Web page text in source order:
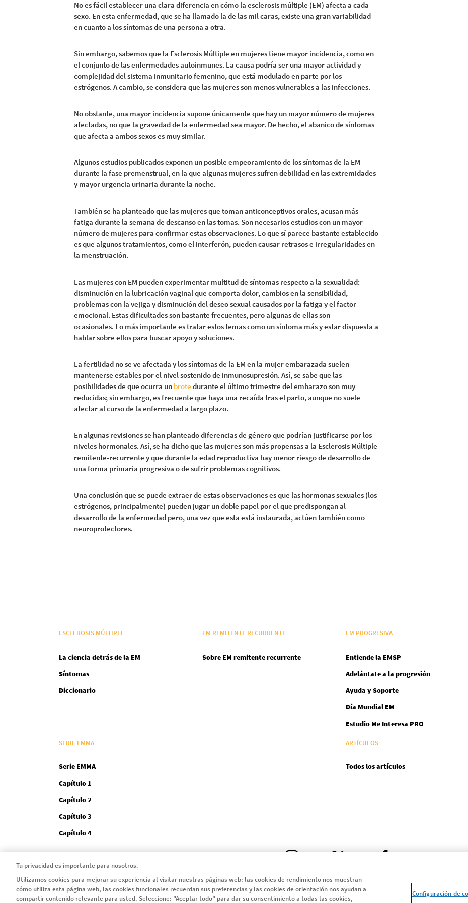
No es fácil establecer una clara diferencia en cómo la esclerosis múltiple (EM) afecta a cada
sexo. En esta enfermedad, que se ha llamado la de las mil caras, existe una gran variabilidad
en cuanto a los síntomas de una persona a otra.
Sin embargo, sabemos que la Esclerosis Múltiple en mujeres tiene mayor incidencia, como en
el conjunto de las enfermedades autoinmunes. La causa podría ser una mayor actividad y
complejidad del sistema inmunitario femenino, que está modulado en parte por los
estrógenos. A cambio, se considera que las mujeres son menos vulnerables a las infecciones.
No obstante, una mayor incidencia supone únicamente que hay un mayor número de mujeres
afectadas, no que la gravedad de la enfermedad sea mayor. De hecho, el abanico de síntomas
que afecta a ambos sexos es muy similar.
Algunos estudios publicados exponen un posible empeoramiento de los síntomas de la EM
durante la fase premenstrual, en la que algunas mujeres sufren debilidad en las extremidades
y mayor urgencia urinaria durante la noche.
También se ha planteado que las mujeres que toman anticonceptivos orales, acusan más
fatiga durante la semana de descanso en las tomas. Son necesarios estudios con un mayor
número de mujeres para confirmar estas observaciones. Lo que sí parece bastante establecido
es que algunos tratamientos, como el interferón, pueden causar retrasos e irregularidades en
la menstruación.
Las mujeres con EM pueden experimentar multitud de síntomas respecto a la sexualidad:
disminución en la lubricación vaginal que comporta dolor, cambios en la sensibilidad,
problemas con la vejiga y disminución del deseo sexual causados por la fatiga y el factor
emocional. Estas dificultades son bastante frecuentes, pero algunas de ellas son
ocasionales. Lo más importante es tratar estos temas como un síntoma más y estar dispuesta a
hablar sobre ellos para buscar apoyo y soluciones.
La fertilidad no se ve afectada y los síntomas de la EM en la mujer embarazada suelen
mantenerse estables por el nivel sostenido de inmunosupresión. Así, se sabe que las
posibilidades de que ocurra un brote durante el último trimestre del embarazo son muy
reducidas; sin embargo, es frecuente que haya una recaída tras el parto, aunque no suele
afectar al curso de la enfermedad a largo plazo.
En algunas revisiones se han planteado diferencias de género que podrían justificarse por los
niveles hormonales. Así, se ha dicho que las mujeres son más propensas a la Esclerosis Múltiple
remitente-recurrente y que durante la edad reproductiva hay menor riesgo de desarrollo de
una forma primaria progresiva o de sufrir problemas cognitivos.
Una conclusión que se puede extraer de estas observaciones es que las hormonas sexuales (los
estrógenos, principalmente) pueden jugar un doble papel por el que predispongan al
desarrollo de la enfermedad pero, una vez que esta está instaurada, actúen también como
neuroprotectores.
ESCLEROSIS MÚLTIPLE
La ciencia detrás de la EM
Síntomas
Diccionario
EM REMITENTE RECURRENTE
Sobre EM remitente recurrente
EM PROGRESIVA
Entiende la EMSP
Adelántate a la progresión
Ayuda y Soporte
Día Mundial EM
Estudio Me Interesa PRO
SERIE EMMA
Serie EMMA
Capítulo 1
Capítulo 2
Capítulo 3
Capítulo 4
ARTÍCULOS
Todos los artículos
Instagram
LinkedIn
X YoutubeFacebook
Legal
Tu privacidad es importante para nosotros.
Utilizamos cookies para mejorar su experiencia al visitar nuestras páginas web: las cookies de rendimiento nos muestran
cómo utiliza esta página web, las cookies funcionales recuerdan sus preferencias y las cookies de orientación nos ayudan a
compartir contenido relevante para usted. Seleccione: "Aceptar todo" para dar su consentimiento a todas las cookies,
Configuración de